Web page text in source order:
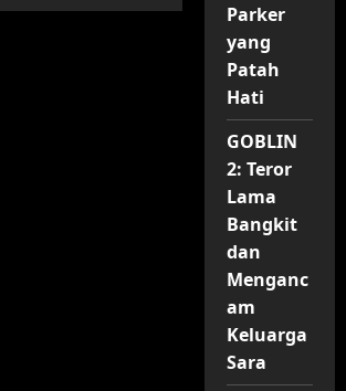
Parker
yang
Patah
Hati
GOBLIN
2: Teror
Lama
Bangkit
dan
Menganc
am
Keluarga
Sara